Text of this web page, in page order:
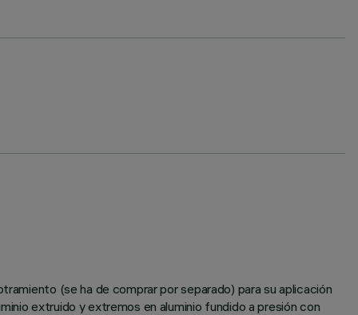
(se ha de comprar por separado) para su aplicación
extruido y extremos en aluminio fundido a presión con